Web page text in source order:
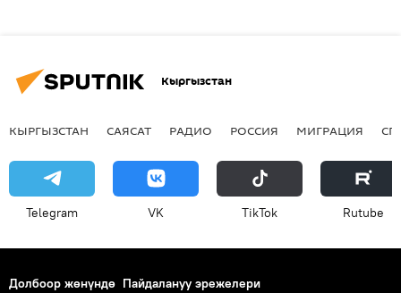
Кыргызстан
КЫРГЫЗСТАН САЯСАТ РАДИО РОССИЯ МИГРАЦИЯ
Telegram VK ТikТоk Rutube
Долбоор жөнүндө Пайдалануу эрежелери